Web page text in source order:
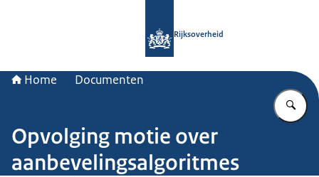
Rijksoverheid
Home Documenten
Opvolging motie over
aanbevelingsalgoritmes